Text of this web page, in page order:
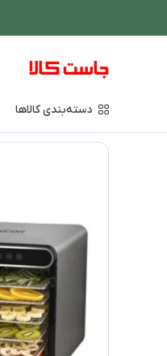
دسته‌بندی کالاها
فروشگاه اینترنتی جاست